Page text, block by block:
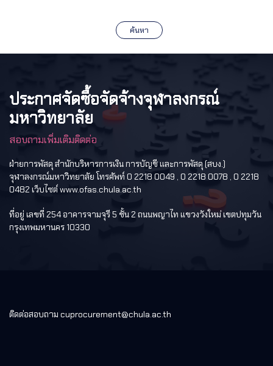
ค้นหา
ประกาศจัดซื้อจัดจ้างจุฬาลงกรณ์
มหาวิทยาลัย
สอบถามเพิ่มเติมติดต่อ
ฝ่ายการพัสดุ สำนักบริหารการเงิน การบัญชี และการพัสดุ (สบง.)
จุฬาลงกรณ์มหาวิทยาลัย โทรศัพท์ 0 2218 0049 , 0 2218 0078 , 0 2218
0482 เว็บไซต์ www.ofas.chula.ac.th
ที่อยู่ เลขที่ 254 อาคารจามจุรี 5 ชั้น 2 ถนนพญาไท แขวงวังใหม่ เขตปทุมวัน
กรุงเทพมหานคร 10330
ติดต่อสอบถาม cuprocurement@chula.ac.th